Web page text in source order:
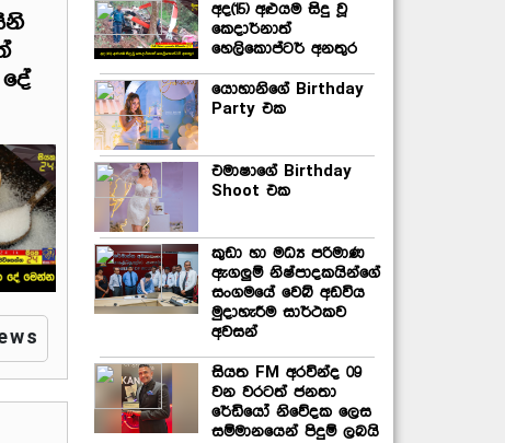
අද(15) අළුයම සිදු වූ
කෙදාර්නාත්
හෙලිකොප්ටර් අනතුර
යොහානිගේ Birthday
Party එක
එමාෂාගේ Birthday
Shoot එක
කුඩා හා මධ්‍ය පරිමාණ
ඇගලුම් නිෂ්පාදකයින්ගේ
සංගමයේ වෙබ් අඩවිය
මුදාහැරීම සාර්ථකව
අවසන්
සියත FM අරවින්ද 09
වන වරටත් ජනතා
රේඩියෝ නිවේදක ලෙස
සම්මානයෙන් පිදුම් ලබයි